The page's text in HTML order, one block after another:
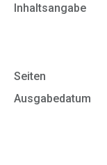
Inhaltsangabe
Seiten
Ausgabedatum